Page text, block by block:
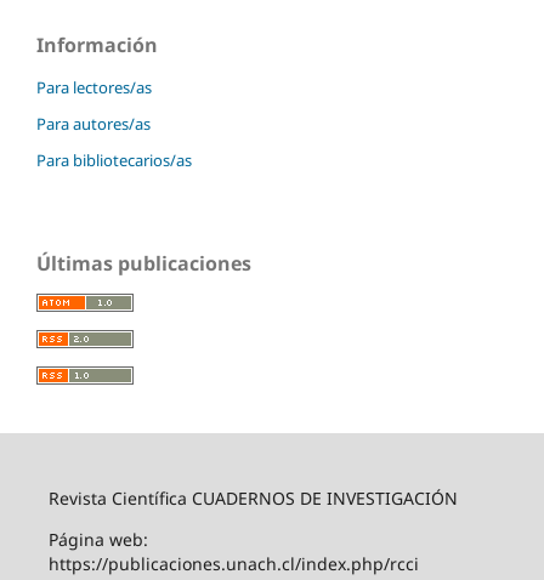
Información
Para lectores/as
Para autores/as
Para bibliotecarios/as
Últimas publicaciones
Revista Científica CUADERNOS DE INVESTIGACIÓN
Página web:
https://publicaciones.unach.cl/index.php/rcci